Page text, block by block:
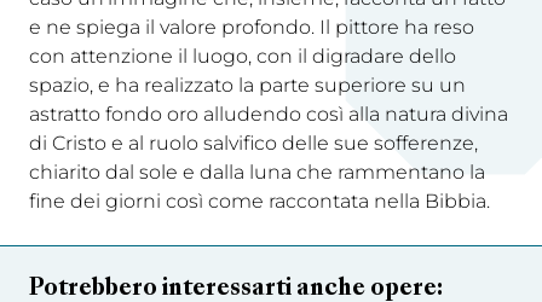
e ne spiega il valore profondo. Il pittore ha reso
con attenzione il luogo, con il digradare dello
spazio, e ha realizzato la parte superiore su un
astratto fondo oro alludendo così alla natura divina
di Cristo e al ruolo salvifico delle sue sofferenze,
chiarito dal sole e dalla luna che rammentano la
fine dei giorni così come raccontata nella Bibbia.
Potrebbero interessarti anche opere: